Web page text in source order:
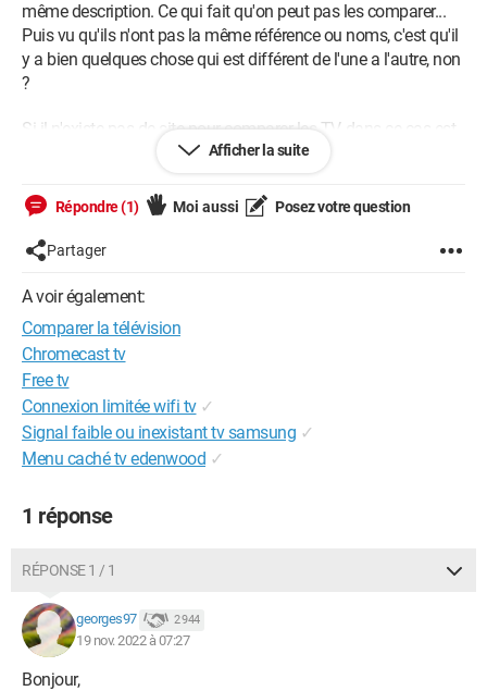
même description. Ce qui fait qu'on peut pas les comparer...
Puis vu qu'ils n'ont pas la même référence ou noms, c'est qu'il
y a bien quelques chose qui est différent de l'une a l'autre, non
?
Si il n'existe pas de site pour comparer les TV, dans ce cas est-
ce que quelqu'un pourrait me dire la difference entre les deux
je vous remercie d'avance
Afficher la suite
Répondre (1) Moi aussi Posez votre question
Partager
A voir également:
Comparer la télévision
Chromecast tv
Free tv
Connexion limitée wifi tv ✓
Signal faible ou inexistant tv samsung ✓
Menu caché tv edenwood ✓
1 réponse
RÉPONSE 1 / 1
georges97 2 944
19 nov. 2022 à 07:27
Bonjour,